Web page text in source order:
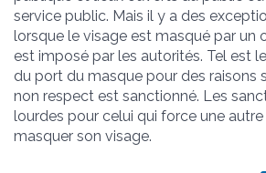
service public. Mais il y a des
lorsque le visage est masqué par un
est imposé par les autorités. Tel est
du port du masque pour des raisons
non respect est sanctionné. Les
lourdes pour celui qui force une
masquer son visage.